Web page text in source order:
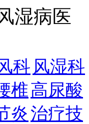
湿病医
科 风湿科
椎高尿酸
炎治疗技